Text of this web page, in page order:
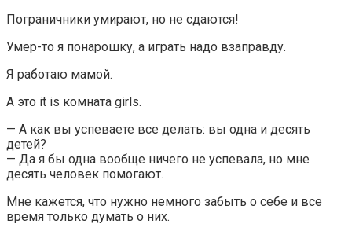
Пограничники умирают, но не сдаются!
Умер-то я понарошку, а играть надо взаправду.
Я работаю мамой.
А это it is комната girls.
— А как вы успеваете все делать: вы одна и десять
детей?
— Да я бы одна вообще ничего не успевала, но мне
десять человек помогают.
Мне кажется, что нужно немного забыть о себе и все
время только думать о них.